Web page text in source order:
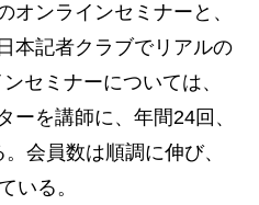
オンラインセミナーと、
本記者クラブでリアルの
セミナーについては、
ーを講師に、年間24回、
会員数は順調に伸び、
いる。